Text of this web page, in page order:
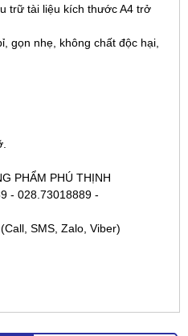
trữ tài liệu kích thước A4 trở
gọn nhẹ, không chất độc hại,
PHẨM PHÚ THỊNH
- 028.73018889 -
SMS, Zalo, Viber)